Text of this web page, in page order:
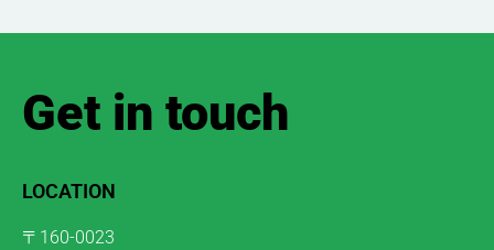
Get in touch
LOCATION
〒160-0023